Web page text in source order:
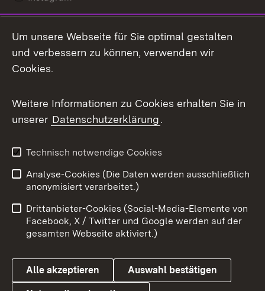
Mastodon
Messenger
Social Wall
X / Twitter
Youtube
Benutzungshinweise
Barrierefreiheit
Datenschutz
Cookies
Um unsere Webseite für Sie optimal gestalten
und verbessern zu können, verwenden wir
Cookies.
Weitere Informationen zu Cookies erhalten Sie in
unserer Datenschutzerklärung.
Technisch notwendige Cookies
Analyse-Cookies (Die Daten werden ausschließlich
anonymisiert verarbeitet.)
Drittanbieter-Cookies (Social-Media-Elemente von
Facebook, X / Twitter und Google werden auf der
gesamten Webseite aktiviert.)
Alle akzeptieren Auswahl bestätigen